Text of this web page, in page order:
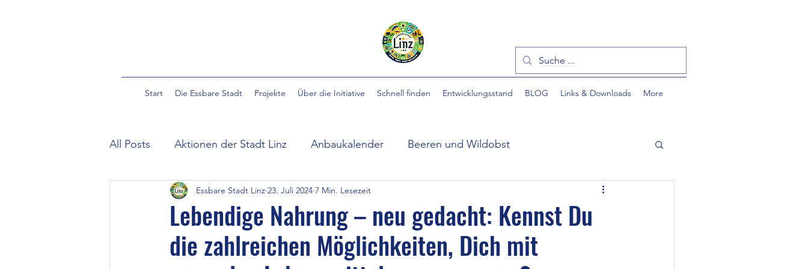
Start Die Essbare Stadt Projekte Über die Initiative Schnell finden Entwicklungsstand BLOG Links & Downloads More
All Posts Aktionen der Stadt Linz Anbaukalender Beeren und Wildobst
Community Garden Pulvermühlpark EINFACH gärtnern
Essbare Wildpflanzen in der Stadt Ewige Gemüse Gartenhilfe Gartennützlinge
Lebendige Nahrung – neu gedacht: Kennst Du
die zahlreichen Möglichkeiten, Dich mit
Essbare Stadt Linz 23. Juli 2024 7 Min. Lesezeit